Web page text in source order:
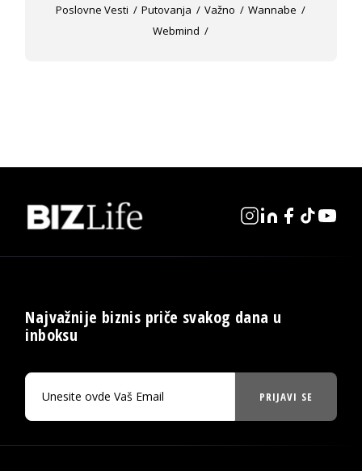
Poslovne Vesti
Putovanja Važno
Wannabe
Webmind
Najvažnije biznis priče svakog dana u
inboksu
PRIJAVI SE